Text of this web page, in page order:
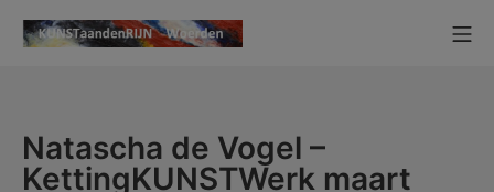
naar
Natascha de Vogel –
KettingKUNSTWerk maart